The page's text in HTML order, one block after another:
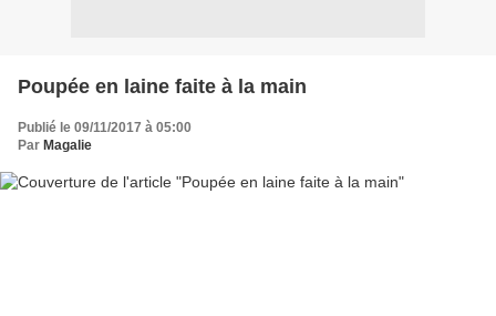
Poupée en laine faite à la main
Publié le 09/11/2017 à 05:00
Par Magalie